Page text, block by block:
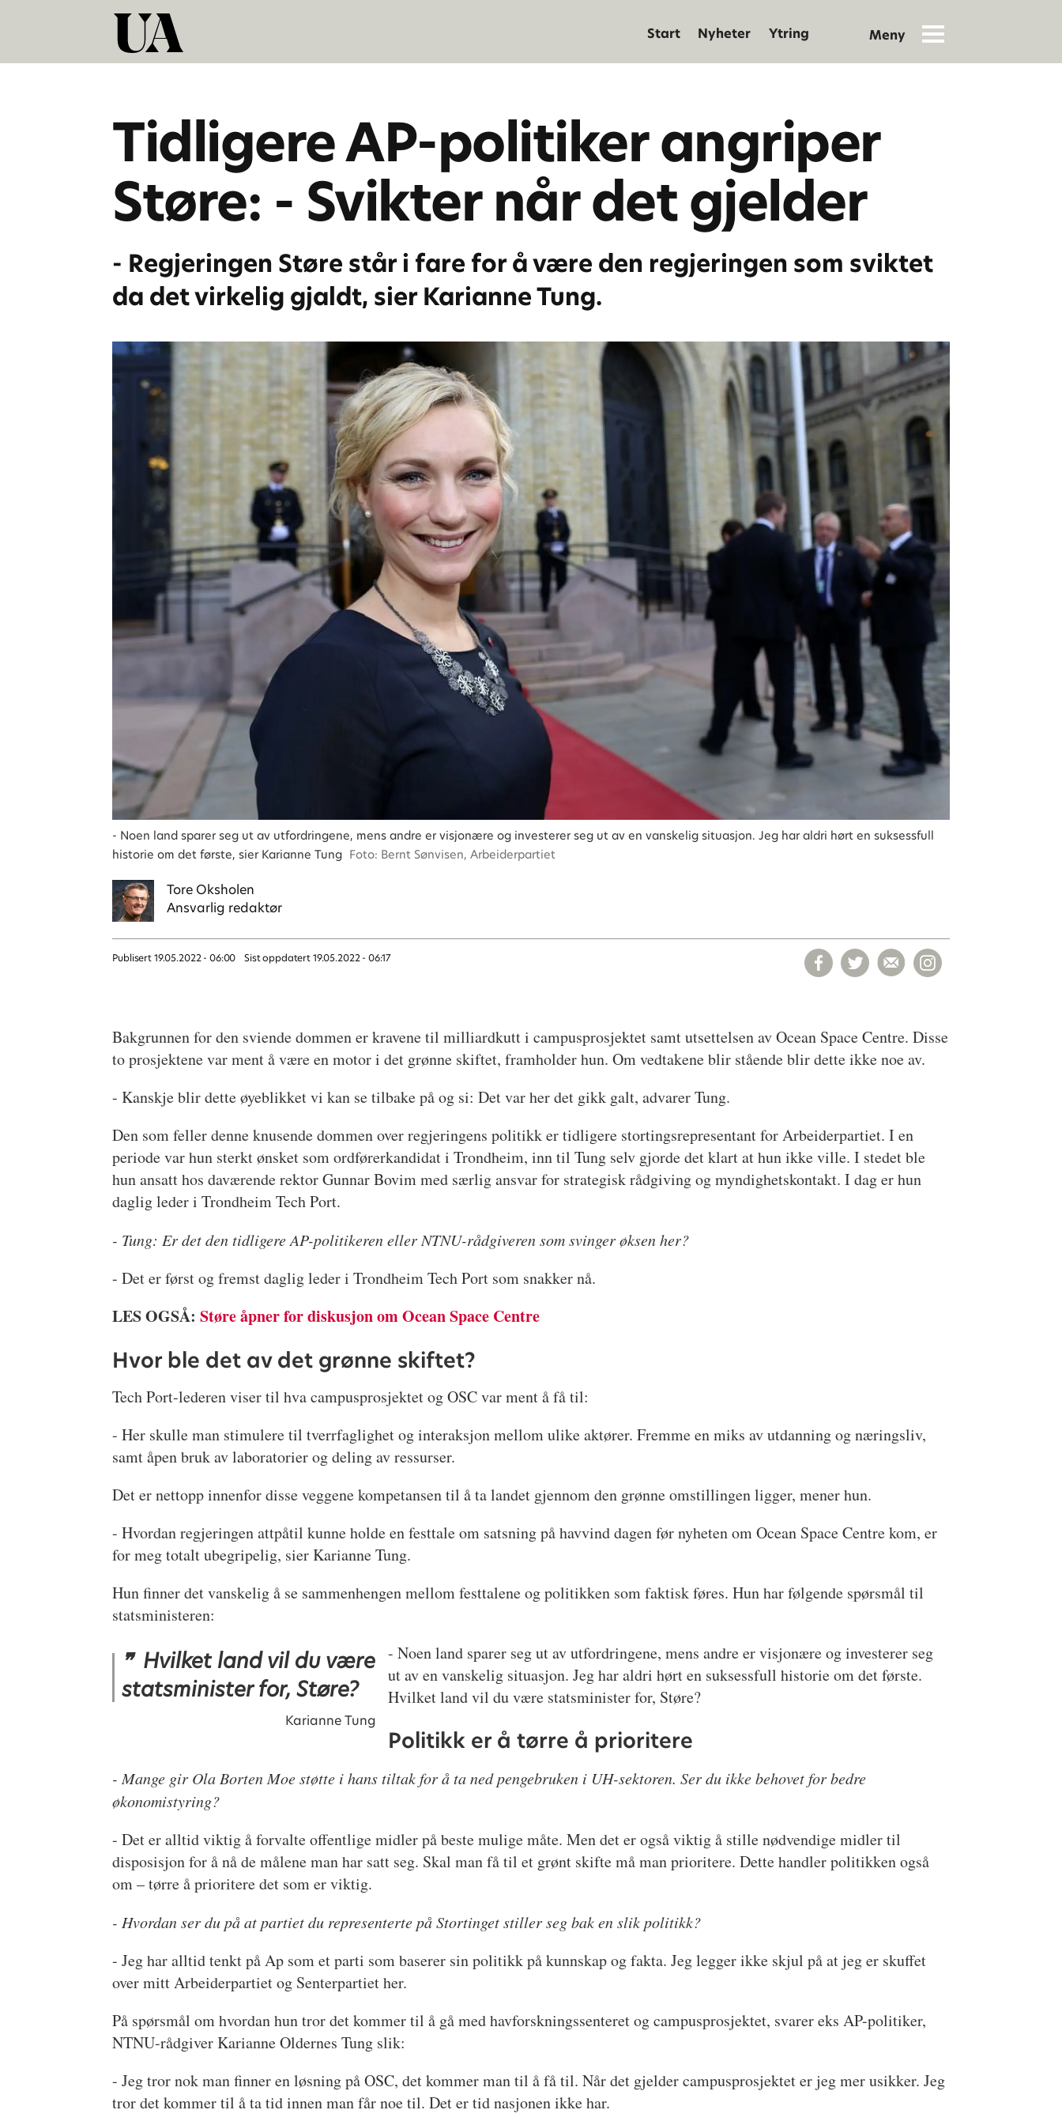
Start Nyheter Ytring
Tidligere AP-politiker angriper
Støre: - Svikter når det gjelder
- Regjeringen Støre står i fare for å være den regjeringen som sviktet
da det virkelig gjaldt, sier Karianne Tung.
- Noen land sparer seg ut av utfordringene, mens andre er visjonære og investerer seg ut av en vanskelig situasjon. Jeg har aldri hørt en suksessfull
historie om det første, sier Karianne Tung Foto: Bernt Sønvisen, Arbeiderpartiet
Tore Oksholen
Ansvarlig redaktør
Publisert 19.05.2022 - 06:00 Sist oppdatert 19.05.2022 - 06:17
Bakgrunnen for den sviende dommen er kravene til milliardkutt i campusprosjektet samt utsettelsen av Ocean Space Centre. Disse
to prosjektene var ment å være en motor i det grønne skiftet, framholder hun. Om vedtakene blir stående blir dette ikke noe av.
- Kanskje blir dette øyeblikket vi kan se tilbake på og si: Det var her det gikk galt, advarer Tung.
Den som feller denne knusende dommen over regjeringens politikk er tidligere stortingsrepresentant for Arbeiderpartiet. I en
periode var hun sterkt ønsket som ordførerkandidat i Trondheim, inn til Tung selv gjorde det klart at hun ikke ville. I stedet ble
hun ansatt hos daværende rektor Gunnar Bovim med særlig ansvar for strategisk rådgiving og myndighetskontakt. I dag er hun
daglig leder i Trondheim Tech Port.
- Tung: Er det den tidligere AP-politikeren eller NTNU-rådgiveren som svinger øksen her?
- Det er først og fremst daglig leder i Trondheim Tech Port som snakker nå.
LES OGSÅ:Støre åpner for diskusjon om Ocean Space Centre
Hvor ble det av det grønne skiftet?
Tech Port-lederen viser til hva campusprosjektet og OSC var ment å få til:
- Her skulle man stimulere til tverrfaglighet og interaksjon mellom ulike aktører. Fremme en miks av utdanning og næringsliv,
samt åpen bruk av laboratorier og deling av ressurser.
Det er nettopp innenfor disse veggene kompetansen til å ta landet gjennom den grønne omstillingen ligger, mener hun.
- Hvordan regjeringen attpåtil kunne holde en festtale om satsning på havvind dagen før nyheten om Ocean Space Centre kom, er
for meg totalt ubegripelig, sier Karianne Tung.
Hun finner det vanskelig å se sammenhengen mellom festtalene og politikken som faktisk føres. Hun har følgende spørsmål til
statsministeren:
Hvilket land vil du være
statsminister for, Støre?
Karianne Tung
- Noen land sparer seg ut av utfordringene, mens andre er visjonære og investerer seg
ut av en vanskelig situasjon. Jeg har aldri hørt en suksessfull historie om det første.
Hvilket land vil du være statsminister for, Støre?
Politikk er å tørre å prioritere
- Mange gir Ola Borten Moe støtte i hans tiltak for å ta ned pengebruken i UH-sektoren. Ser du ikke behovet for bedre
økonomistyring?
- Det er alltid viktig å forvalte offentlige midler på beste mulige måte. Men det er også viktig å stille nødvendige midler til
disposisjon for å nå de målene man har satt seg. Skal man få til et grønt skifte må man prioritere. Dette handler politikken også
om – tørre å prioritere det som er viktig.
- Hvordan ser du på at partiet du representerte på Stortinget stiller seg bak en slik politikk?
- Jeg har alltid tenkt på Ap som et parti som baserer sin politikk på kunnskap og fakta. Jeg legger ikke skjul på at jeg er skuffet
over mitt Arbeiderpartiet og Senterpartiet her.
På spørsmål om hvordan hun tror det kommer til å gå med havforskningssenteret og campusprosjektet, svarer eks AP-politiker,
NTNU-rådgiver Karianne Oldernes Tung slik:
- Jeg tror nok man finner en løsning på OSC, det kommer man til å få til. Når det gjelder campusprosjektet er jeg mer usikker. Jeg
tror det kommer til å ta tid innen man får noe til. Det er tid nasjonen ikke har.